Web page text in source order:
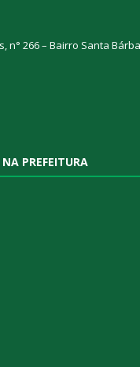
n° 266 – Bairro Santa
PREFEITURA